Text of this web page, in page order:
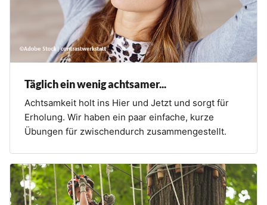
Täglich ein wenig achtsamer...
Achtsamkeit holt ins Hier und Jetzt und sorgt für
Erholung. Wir haben ein paar einfache, kurze
Übungen für zwischendurch zusammengestellt.